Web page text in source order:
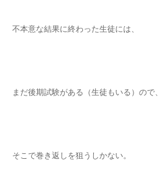
不本意な結果に終わった生徒には、
まだ後期試験がある（生徒もいる）ので、
そこで巻き返しを狙うしかない。